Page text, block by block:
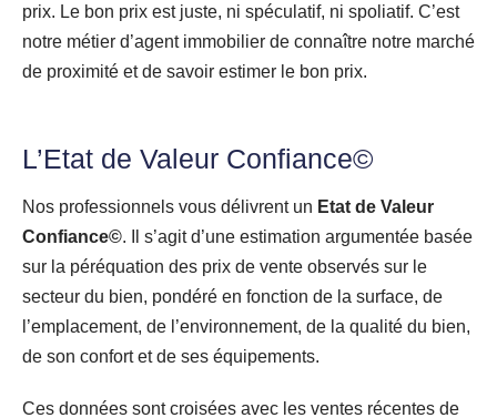
prix. Le bon prix est juste, ni spéculatif, ni spoliatif. C’est
notre métier d’agent immobilier de connaître notre marché
de proximité et de savoir estimer le bon prix.
L’Etat de Valeur Confiance©
Nos professionnels vous délivrent un Etat de Valeur
Confiance©. Il s’agit d’une estimation argumentée basée
sur la péréquation des prix de vente observés sur le
secteur du bien, pondéré en fonction de la surface, de
l’emplacement, de l’environnement, de la qualité du bien,
de son confort et de ses équipements.
Ces données sont croisées avec les ventes récentes de